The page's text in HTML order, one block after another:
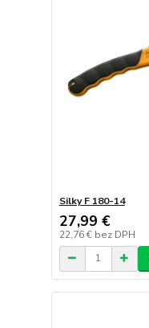
Silky F 180-14
27,99 €
22,76 € bez DPH